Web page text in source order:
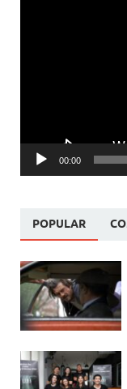
00:00
POPULAR